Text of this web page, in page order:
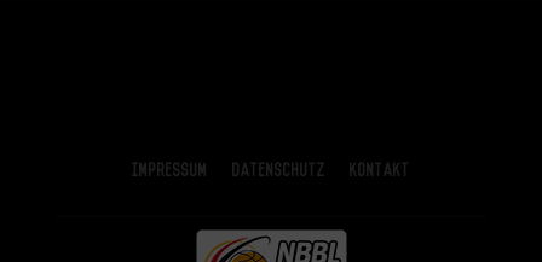
Impressum Datenschutz Kontakt